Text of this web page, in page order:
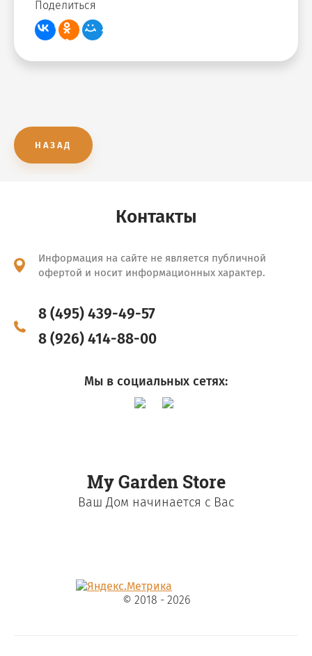
Поделиться
НАЗАД
My Garden Store
Ваш Дом начинается с Вас
© 2018 - 2026
Контакты
Информация на сайте не является публичной
офертой и носит информационных характер.
8 (495) 439-49-57
8 (926) 414-88-00
Мы в социальных сетях: